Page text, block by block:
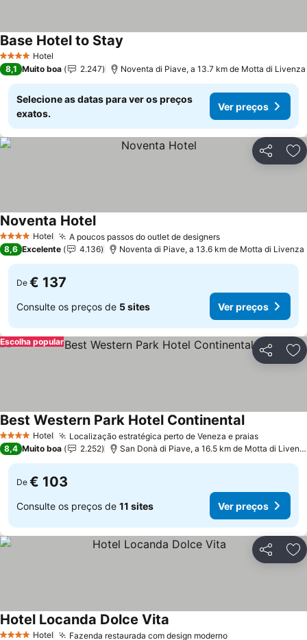
4 EstrelasHotel
Base Hotel to Stay
8,1 Muito boa 2.247 Noventa di Piave, a 13.7 km de Motta di Livenza
Selecione as datas para ver os preços
exatos.
Ver preços
Partilhar
4 EstrelasHotel A poucos passos do outlet de designers
Noventa Hotel
8,6 Excelente 4.136 Noventa di Piave, a 13.6 km de Motta di Livenza
De € 137
Consulte os preços de 5 sites Ver preços
Partilhar
Escolha popular
4 EstrelasHotel Localização estratégica perto de Veneza e praias
Best Western Park Hotel Continental
8,4 Muito boa 2.252 San Donà di Piave, a 16.5 km de Motta di Livenza
De € 103
Consulte os preços de 11 sites Ver preços
Partilhar
Hotel Fazenda restaurada com design moderno
Hotel Locanda Dolce Vita